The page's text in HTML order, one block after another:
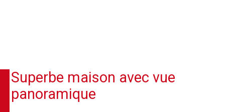
Superbe maison avec vue
panoramique